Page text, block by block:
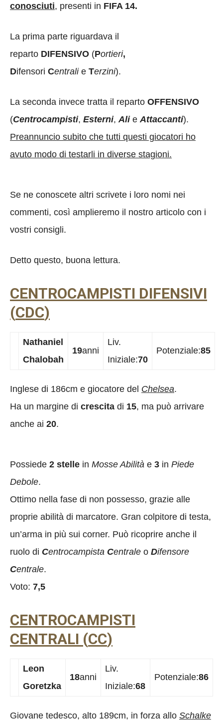
conosciuti, presenti in FIFA 14.
La prima parte riguardava il
reparto DIFENSIVO (Portieri,
Difensori Centrali e Terzini).
La seconda invece tratta il reparto OFFENSIVO
(Centrocampisti, Esterni, Alie Attaccanti).
Preannuncio subito che tutti questi giocatori ho
avuto modo di testarli in diverse stagioni.
Se ne conoscete altri scrivete i loro nomi nei
commenti, così amplieremo il nostro articolo con i
vostri consigli.
Detto questo, buona lettura.
CENTROCAMPISTI DIFENSIVI
(CDC)
Nathaniel
Chalobah
19anni
Liv.
Iniziale:70
Potenziale:85
Inglese di 186cm e giocatore del Chelsea.
Ha un margine di crescita di 15, ma può arrivare
anche ai 20.
Possiede 2 stelle in Mosse Abilità e 3 in Piede
Debole.
Ottimo nella fase di non possesso, grazie alle
proprie abilità di marcatore. Gran colpitore di testa,
un’arma in più sui corner. Può ricoprire anche il
ruolo di Centrocampista Centrale o Difensore
Centrale.
Voto: 7,5
CENTROCAMPISTI
CENTRALI (CC)
Leon
Goretzka
18anni
Liv.
Iniziale:68
Potenziale:86
Giovane tedesco, alto 189cm, in forza allo Schalke